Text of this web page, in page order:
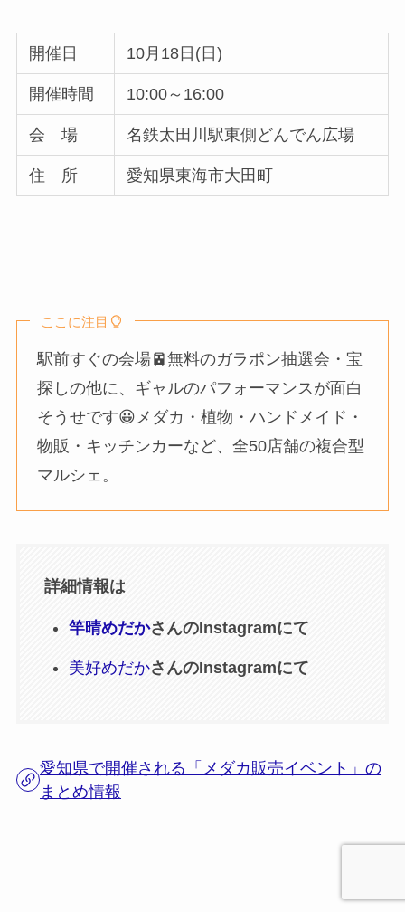
開催日 10月18日(日)
開催時間 10:00～16:00
会 場 名鉄太田川駅東側どんでん広場
住 所 愛知県東海市大田町
ここに注目
駅前すぐの会場🚈無料のガラポン抽選会・宝
探しの他に、ギャルのパフォーマンスが面白
そうせです😀メダカ・植物・ハンドメイド・
物販・キッチンカーなど、全50店舗の複合型
マルシェ。
詳細情報は
竿晴めだかさんのInstagramにて
美好めだかさんのInstagramにて
愛知県で開催される「メダカ販売イベント」の
まとめ情報